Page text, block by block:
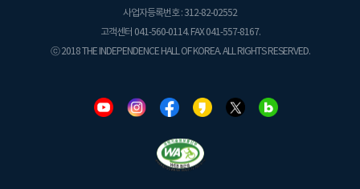
사업자등록번호 : 312-82-02552
고객센터 041-560-0114. FAX 041-557-8167.
ⓒ 2018 THE INDEPENDENCE HALL OF KOREA. ALL RIGHTS RESERVED.